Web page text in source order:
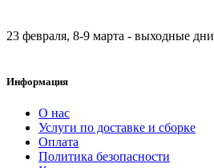
23 февраля, 8-9 марта - выходные дни
Информация
О нас
Услуги по доставке и сборке
Оплата
Политика безопасности